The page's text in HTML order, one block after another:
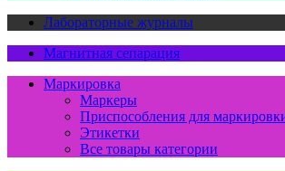
Лабораторные журналы
Магнитная сепарация
Маркировка
Маркеры
Приспособления для
Этикетки
Все товары категории